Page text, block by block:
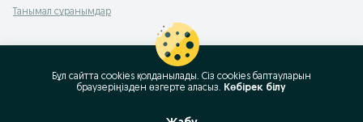
Танымал сұранымдар
Бұл сайтта cookies қолданылады. Сіз cookies баптауларын
браузеріңізден өзгерте аласыз. Көбірек білу